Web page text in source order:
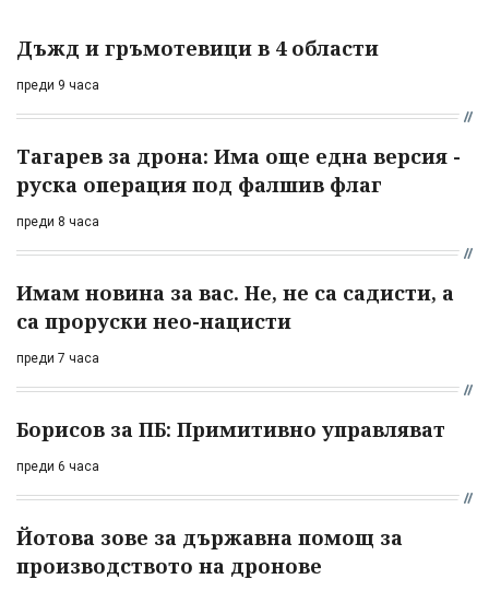
Дъжд и гръмотевици в 4 области
преди 9 часа
Тагарев за дрона: Има още една версия -
руска операция под фалшив флаг
преди 8 часа
Имам новина за вас. Не, не са садисти, а
са проруски нео-нацисти
преди 7 часа
Борисов за ПБ: Примитивно управляват
преди 6 часа
Йотова зове за държавна помощ за
производството на дронове